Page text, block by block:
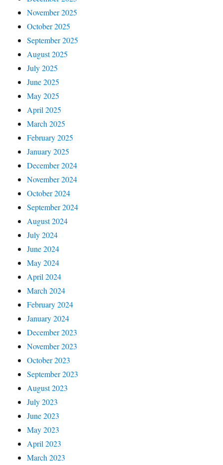
November 2025
October 2025
September 2025
August 2025
July 2025
June 2025
May 2025
April 2025
March 2025
February 2025
January 2025
December 2024
November 2024
October 2024
September 2024
August 2024
July 2024
June 2024
May 2024
April 2024
March 2024
February 2024
January 2024
December 2023
November 2023
October 2023
September 2023
August 2023
July 2023
June 2023
May 2023
April 2023
March 2023